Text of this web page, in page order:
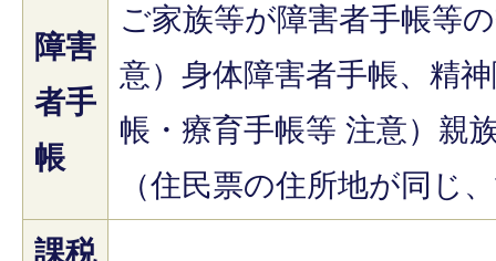
障害
者手
帳
ご家族等が障害者手帳等
意）身体障害者手帳、精
帳・療育手帳等 注意）親
（住民票の住所地が同じ
課税